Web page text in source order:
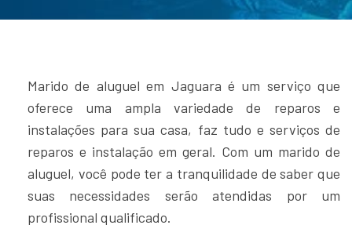
Marido de aluguel em Jaguara é um serviço que
oferece uma ampla variedade de reparos e
instalações para sua casa, faz tudo e serviços de
reparos e instalação em geral. Com um marido de
aluguel, você pode ter a tranquilidade de saber que
suas necessidades serão atendidas por um
profissional qualificado.